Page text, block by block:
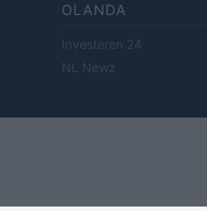
OLANDA
Investeren 24
NL Newz